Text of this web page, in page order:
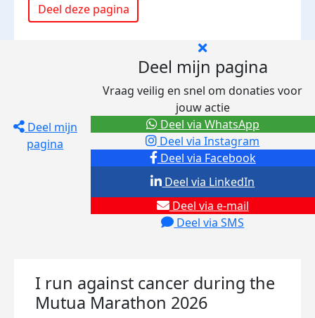
Deel deze pagina
Deel mijn
pagina
Deel mijn pagina
Vraag veilig en snel om donaties voor
jouw actie
Deel via Facebook
Deel via Instagram
Deel via e-mail
Deel via SMS
Deel via LinkedIn
Deel via WhatsApp
I run against cancer during the
Mutua Marathon 2026